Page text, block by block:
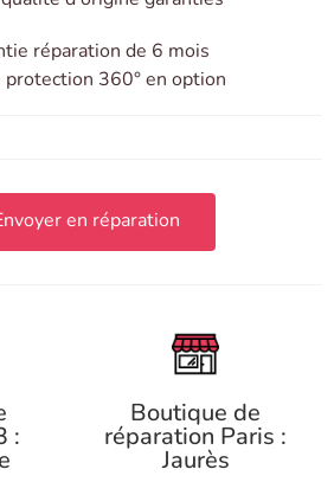
réparation de 6 mois
protection 360° en option
en réparation
:
Boutique de
réparation Paris :
Jaurès